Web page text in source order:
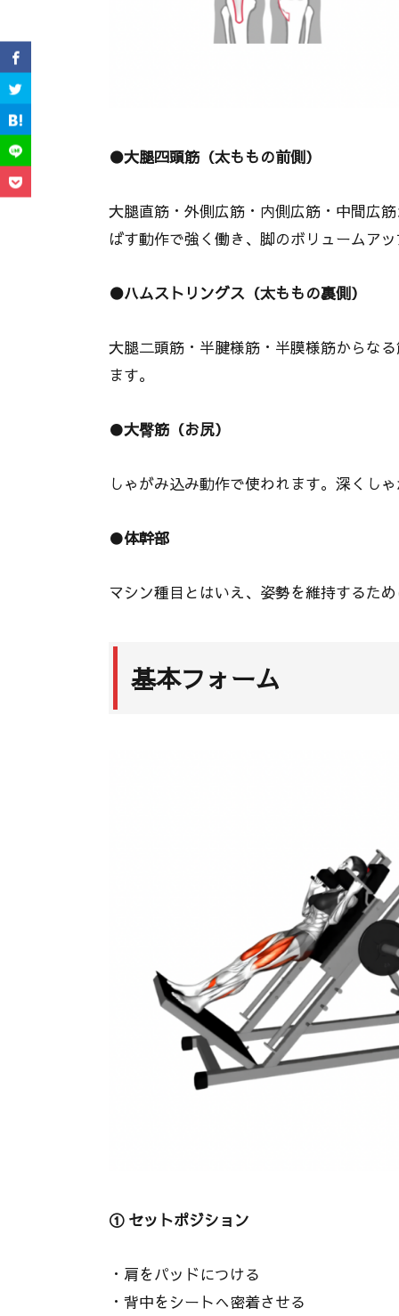
●大腿四頭筋（太ももの前側）
大腿直筋・外側広筋・内側広筋・中間広
ばす動作で強く働き、脚のボリュームア
●ハムストリングス（太ももの裏側）
大腿二頭筋・半腱様筋・半膜様筋からな
ます。
●大臀筋（お尻）
しゃがみ込み動作で使われます。深くし
●体幹部
マシン種目とはいえ、姿勢を維持するた
基本フォーム
① セットポジション
・肩をパッドにつける
・背中をシートへ密着させる